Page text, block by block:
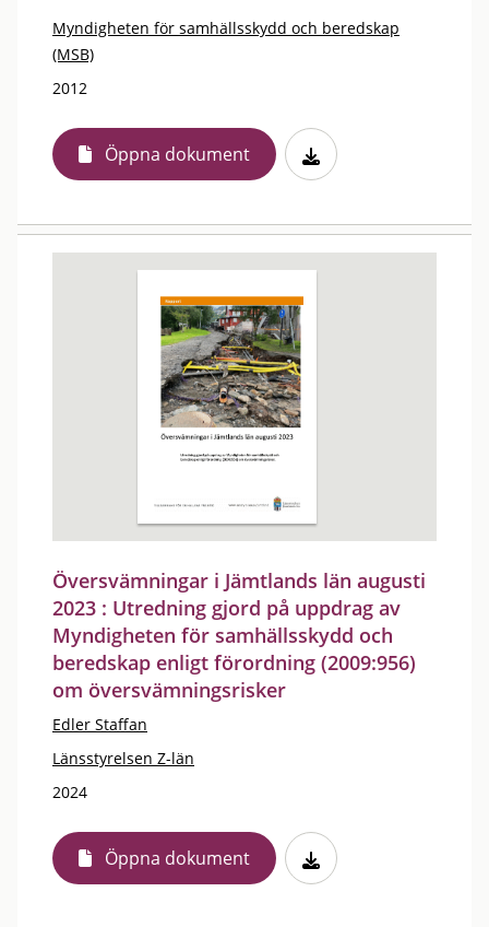
Myndigheten för samhällsskydd och beredskap
(MSB)
2012
Öppna dokument
Översvämningar i Jämtlands län augusti
2023 : Utredning gjord på uppdrag av
Myndigheten för samhällsskydd och
beredskap enligt förordning (2009:956)
om översvämningsrisker
Edler Staffan
Länsstyrelsen Z-län
2024
Öppna dokument